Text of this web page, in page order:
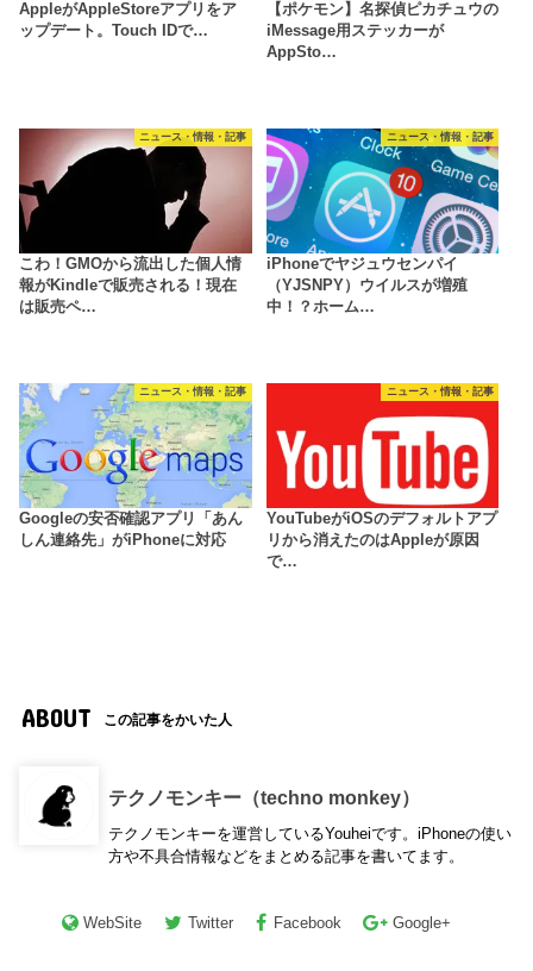
AppleがAppleStoreアプリをア
ップデート。Touch IDで…
【ポケモン】名探偵ピカチュウの
iMessage用ステッカーが
AppSto…
ニュース・情報・記事
こわ！GMOから流出した個人情
報がKindleで販売される！現在
は販売ペ…
ニュース・情報・記事
iPhoneでヤジュウセンパイ
（YJSNPY）ウイルスが増殖
中！？ホーム…
ニュース・情報・記事
Googleの安否確認アプリ「あん
しん連絡先」がiPhoneに対応
ニュース・情報・記事
YouTubeがiOSのデフォルトアプ
リから消えたのはAppleが原因
で…
ABOUT この記事をかいた人
テクノモンキー（techno monkey）
テクノモンキーを運営しているYouheiです。iPhoneの使い
方や不具合情報などをまとめる記事を書いてます。
WebSite Twitter Facebook Google+